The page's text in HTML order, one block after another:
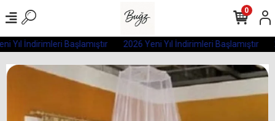
Yıl İndirimleri Başlamıştır 2026 Yeni Yıl İndirimleri Başlamıştır
0